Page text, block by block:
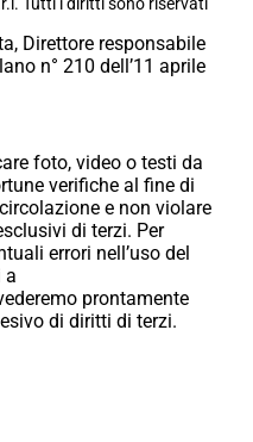
Direttore responsabile
n° 210 dell’11 aprile
foto, video o testi da
verifiche al fine di
e non violare
di terzi. Per
errori nell’uso del
a
prontamente
di diritti di terzi.